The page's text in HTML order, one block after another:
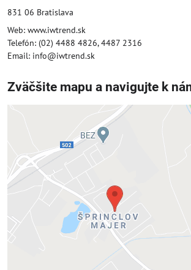
831 06 Bratislava
Web: www.iwtrend.sk
Telefón: (02) 4488 4826, 4487 2316
Email: info@iwtrend.sk
Zväčšite mapu a navigujte k
Externý obsah je blokovaný
Prajete si načítať externý obsah?
Povoliť tentokrát
Povoliť a zapamätať - súhlas s druhom
cookie: Funkčné